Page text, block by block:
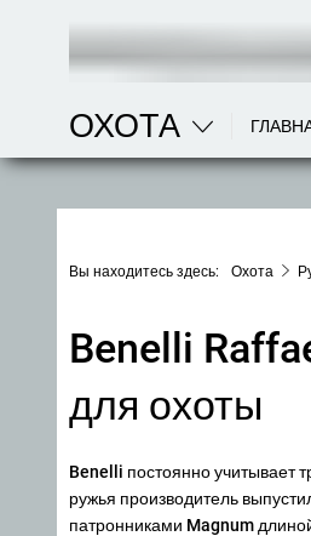
ОХОТА
Вы находитесь здесь: Охота
Benelli
для охоты
Benelli постоянно учитывает
ружья производитель
патронниками Magnum